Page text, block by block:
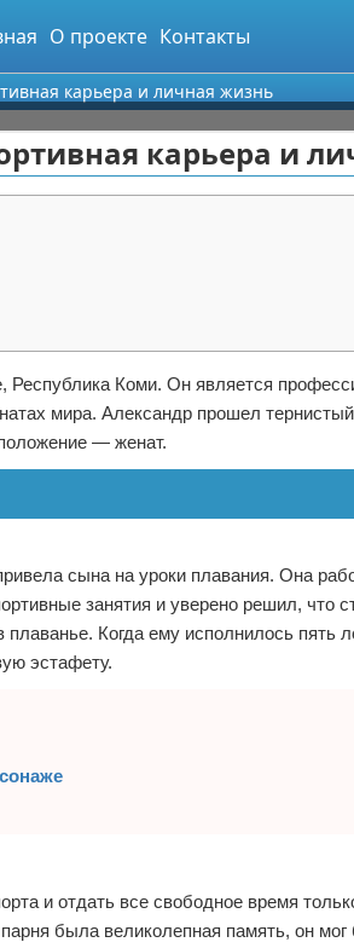
О проекте Контакты
карьера и личная жизнь
карьера и
Республика Коми. Он является
мира. Александр прошел
— женат.
сына на уроки плавания. Она
занятия и уверено решил, что
Когда ему исполнилось пять
эстафету.
и отдать все свободное время
была великолепная память, он